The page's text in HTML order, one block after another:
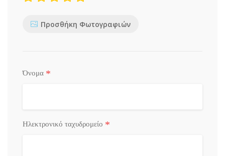
Προσθήκη Φωτογραφιών
Όνομα *
Ηλεκτρονικό ταχυδρομείο *